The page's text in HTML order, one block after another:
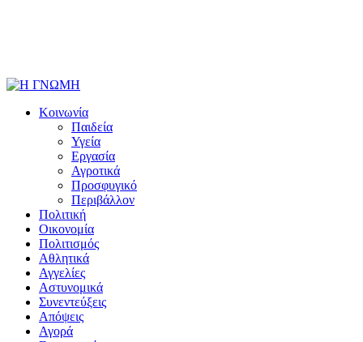
Κοινωνία
Παιδεία
Υγεία
Εργασία
Αγροτικά
Προσφυγικό
Περιβάλλον
Πολιτική
Οικονομία
Πολιτισμός
Αθλητικά
Αγγελίες
Αστυνομικά
Συνεντεύξεις
Απόψεις
Αγορά